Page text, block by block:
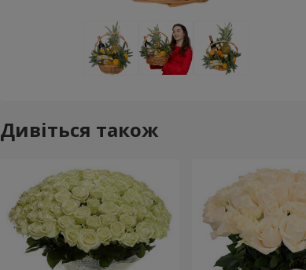
Дивіться також